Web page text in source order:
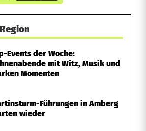
Events der Woche:
mit Witz, Musik und
Momenten
Führungen in Amberg
wieder